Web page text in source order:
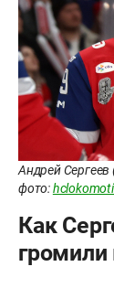
Андрей
фото:
Как